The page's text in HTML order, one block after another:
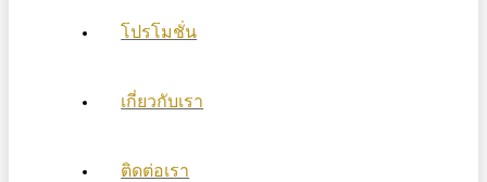
โปรโมชั่น
เกี่ยวกับเรา
ติดต่อเรา